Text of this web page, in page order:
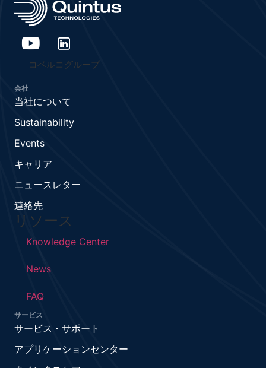
コベルコグループ
会社
当社について
Sustainability
Events
キャリア
ニュースレター
連絡先
リソース
Knowledge Center
News
FAQ
サービス
サービス・サポート
アプリケーションセンター